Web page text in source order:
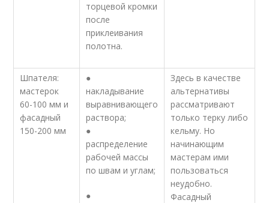
торцевой кромки
после
приклеивания
полотна.
Шпателя:
мастерок
60-100 мм и
фасадный
150-200 мм
●
накладывание
выравнивающего
раствора;
●
распределение
рабочей массы
по швам и углам;
●
Здесь в качестве
альтернативы
рассматривают
только терку либо
кельму. Но
начинающим
мастерам ими
пользоваться
неудобно.
Фасадный